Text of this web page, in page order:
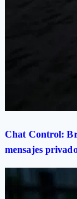
Chat Control:
mensajes